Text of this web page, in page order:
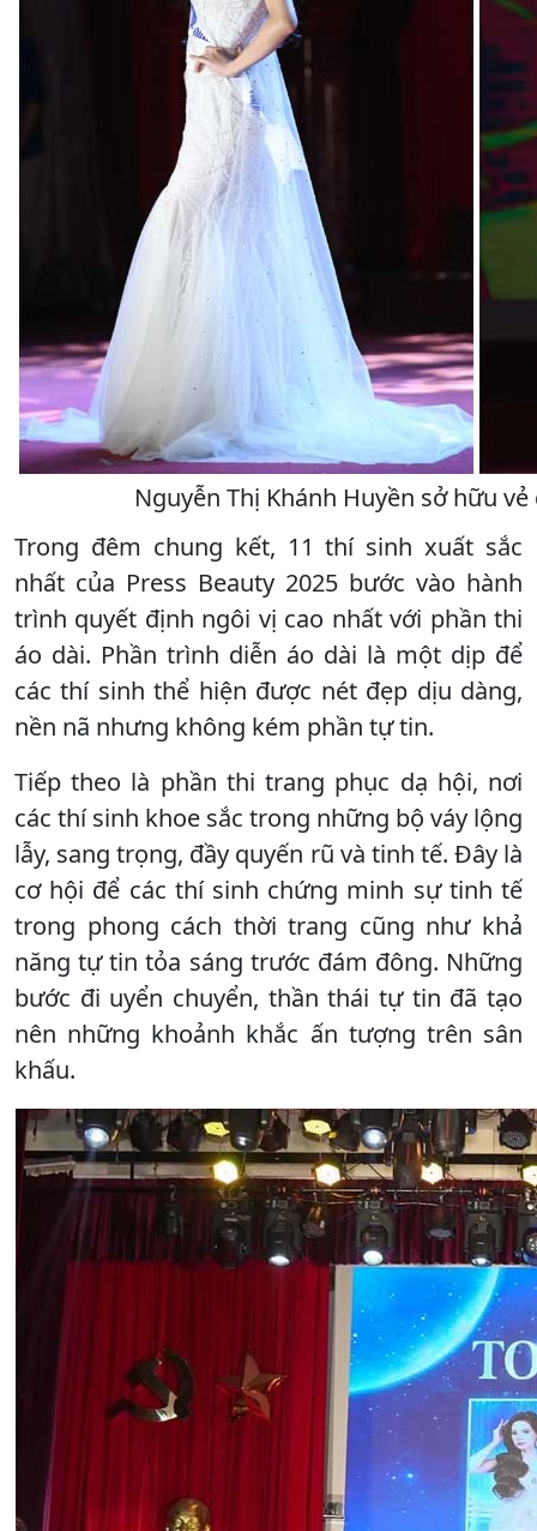
Nguyễn Thị Khánh Huyền sở hữu
Trong đêm chung kết, 11 thí sinh xuất sắc
nhất của Press Beauty 2025 bước vào hành
trình quyết định ngôi vị cao nhất với phần thi
áo dài. Phần trình diễn áo dài là một dịp để
các thí sinh thể hiện được nét đẹp dịu dàng,
nền nã nhưng không kém phần tự tin.
Tiếp theo là phần thi trang phục dạ hội, nơi
các thí sinh khoe sắc trong những bộ váy lộng
lẫy, sang trọng, đầy quyến rũ và tinh tế. Đây là
cơ hội để các thí sinh chứng minh sự tinh tế
trong phong cách thời trang cũng như khả
năng tự tin tỏa sáng trước đám đông. Những
bước đi uyển chuyển, thần thái tự tin đã tạo
nên những khoảnh khắc ấn tượng trên sân
khấu.